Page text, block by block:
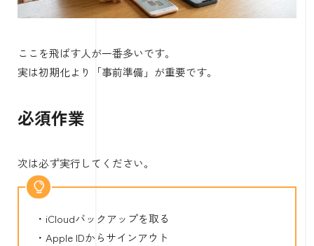
ここを飛ばす人が一番多いです。
実は初期化より「事前準備」が重要です。
必須作業
次は必ず実行してください。
・iCloudバックアップを取る
・Apple IDからサインアウト